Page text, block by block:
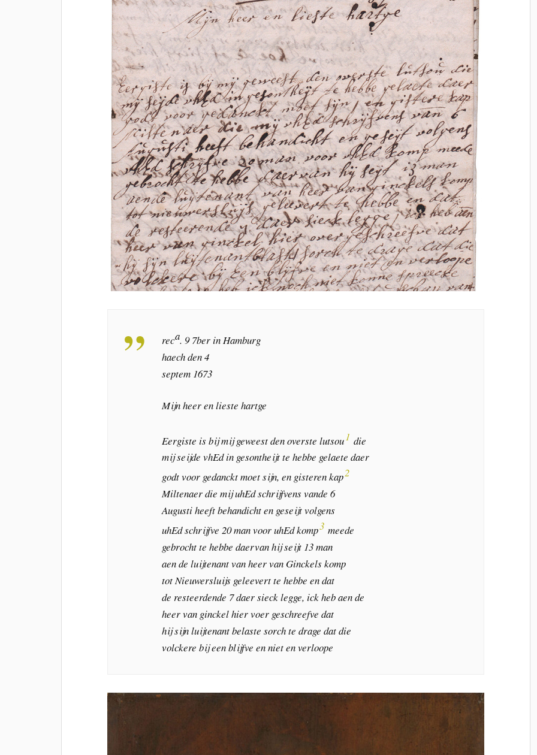
reca. 9 7ber in Hamburg
haech den 4
septem 1673
Mijn heer en lieste hartge
Eergiste is bij mij geweest den overste lutsou1 die
mij seijde vhEd in gesontheijt te hebbe gelaete daer
godt voor gedanckt moet sijn, en gisteren kap2
Miltenaer die mij uhEd schrijfvens vande 6
Augusti heeft behandicht en geseijt volgens
uhEd schrijfve 20 man voor uhEd komp3 meede
gebrocht te hebbe daervan hij seijt 13 man
aen de luijtenant van heer van Ginckels komp
tot Nieuwersluijs geleevert te hebbe en dat
de resteerdende 7 daer sieck legge, ick heb aen de
heer van ginckel hier voer geschreefve dat
hij sijn luijtenant belaste sorch te drage dat die
volckere bij een blijfve en niet en verloope